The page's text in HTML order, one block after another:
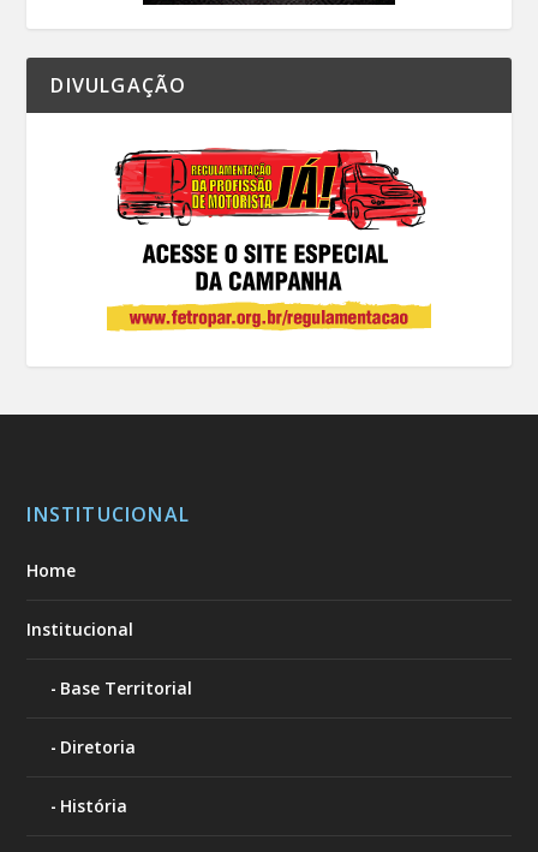
DIVULGAÇÃO
INSTITUCIONAL
Home
Institucional
Base Territorial
Diretoria
História